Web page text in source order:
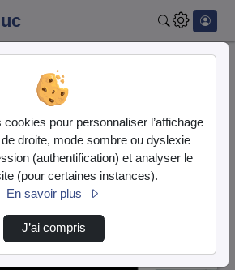
pour personnaliser l’affichage
droite, mode sombre ou dyslexie
(authentification) et analyser le
(pour certaines instances).
En savoir plus
J’ai compris